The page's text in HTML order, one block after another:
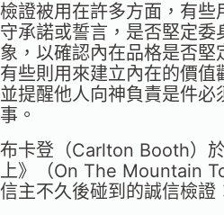
檢證被用在許多方面，有些
守承諾或誓言，是否堅定委
象，以確認內在品格是否堅
有些則用來建立內在的價值
並提醒他人向神負責是件必
事。
布卡登（Carlton Booth）
上》（On The Mountain
信主不久後碰到的誠信檢證